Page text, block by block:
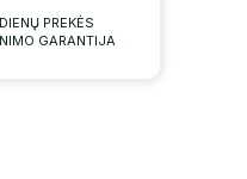
PREKĖS
GARANTIJA